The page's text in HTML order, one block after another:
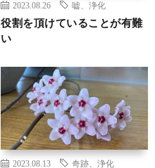
2023.08.26 嘘、浄化
役割を頂けていることが有難
い
2023.08.13 奇跡、浄化